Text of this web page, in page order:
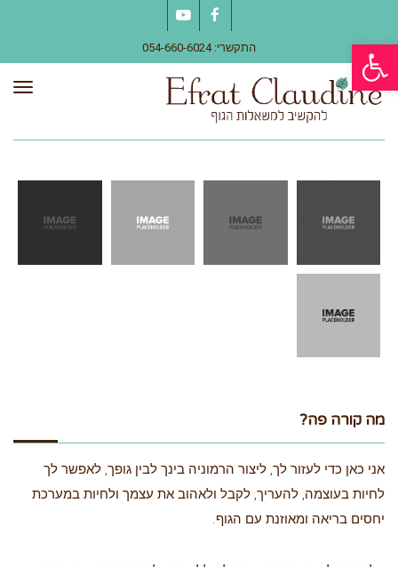
פתח סרגל נגישות
Facebook
YouTube
התקשרי: 054-660-6024
מה קורה פה?
אני כאן כדי לעזור לך, ליצור הרמוניה בינך לבין גופך, לאפשר לך
לחיות בעוצמה, להעריך, לקבל ולאהוב את עצמך ולחיות במערכת
יחסים בריאה ומאוזנת עם הגוף.